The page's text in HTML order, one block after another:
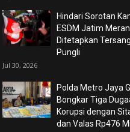
Hindari Sorotan
ESDM Jatim
Ditetapkan
Pungli
Jul 30, 2026
Polda Metro Jaya
Bongkar Tiga
Korupsi dengan
dan Valas Rp476